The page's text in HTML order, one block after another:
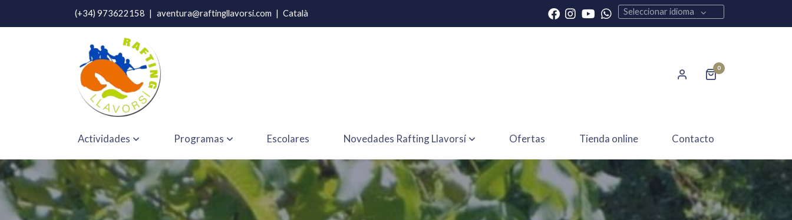
(+34) 973622158 | aventura@raftingllavorsi.com | Català Seleccionar idioma
0
Actividades Programas Escolares Novedades Rafting Llavorsí Ofertas Tienda online Contacto